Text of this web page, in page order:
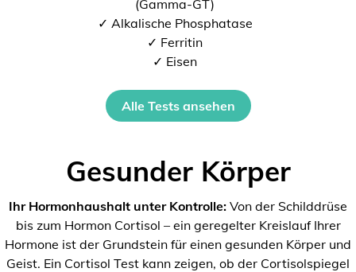
(Gamma-GT)
✓ Alkalische Phosphatase
✓ Ferritin
✓ Eisen
Alle Tests ansehen
Gesunder Körper
Ihr Hormonhaushalt unter Kontrolle: Von der Schilddrüse
bis zum Hormon Cortisol – ein geregelter Kreislauf Ihrer
Hormone ist der Grundstein für einen gesunden Körper und
Geist. Ein Cortisol Test kann zeigen, ob der Cortisolspiegel